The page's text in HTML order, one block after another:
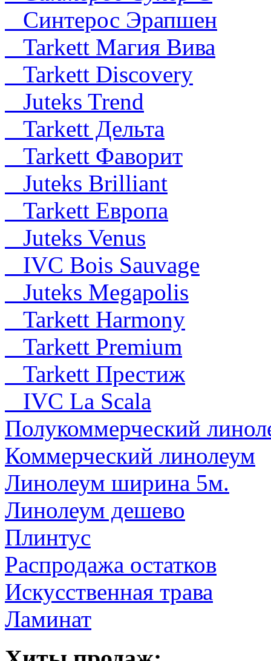
Синтерос Эрапшен
Tarkett Магия Вива
Tarkett Discovery
Juteks Trend
Tarkett Дельта
Tarkett Фаворит
Juteks Brilliant
Tarkett Европа
Juteks Venus
IVC Bois Sauvage
Juteks Megapolis
Tarkett Harmony
Tarkett Premium
Tarkett Престиж
IVC La Scala
Полукоммерческий
Коммерческий линолеум
Линолеум ширина 5м.
Линолеум дешево
Плинтус
Распродажа остатков
Искусственная трава
Ламинат